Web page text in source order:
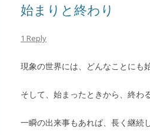
始まりと終わり
1 Reply
現象の世界には、どんなことにも
そして、始まったときから、終わ
一瞬の出来事もあれば、長く継続